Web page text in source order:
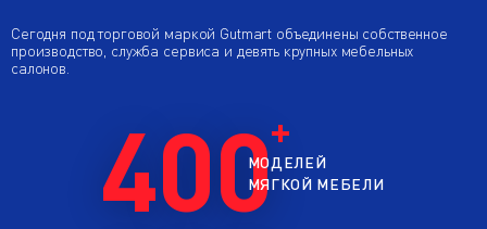
Сегодня под торговой маркой Gutmart объединены собственное
производство, служба сервиса и девять крупных мебельных
салонов.
400МОДЕЛЕЙ
МЯГКОЙ МЕБЕЛИ